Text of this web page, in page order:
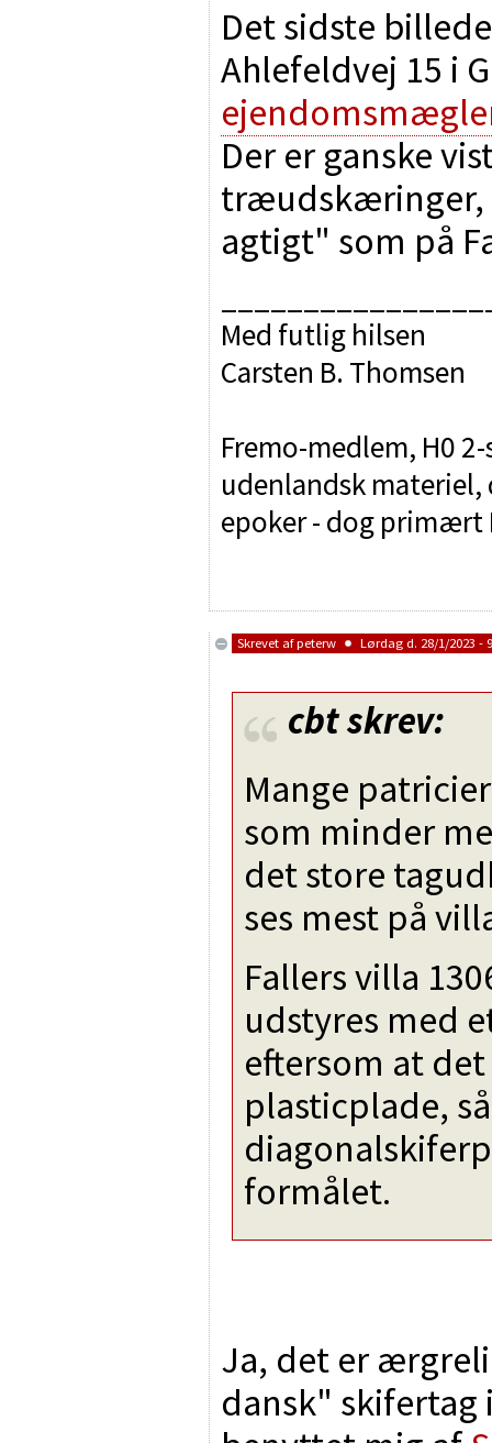
Det sidste
Ahlefeldvej 15 i
Der er ganske
træudskæringer,
agtigt" som på
Med futlig hilsen
Carsten B. Thomsen
Fremo-medlem, H0
udenlandsk
epoker - dog primært
Skrevet afpeterw Lørdag d. 28/1/2023 -
cbtskrev:
Mange
som minder
det store
ses mest på
Fallers villa
udstyres med
eftersom at
plasticplade,
formålet.
Ja, det er
dansk" skifertag